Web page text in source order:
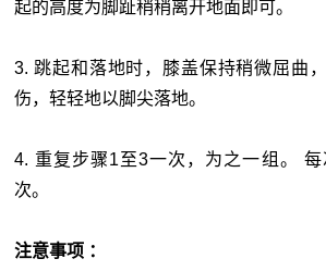
起的高度为脚趾稍稍离开地面即可。
3. 跳起和落地时，膝盖保持稍微屈曲
伤，轻轻地以脚尖落地。
4. 重复步骤1至3一次，为之一组。
次。
注意事项 ：